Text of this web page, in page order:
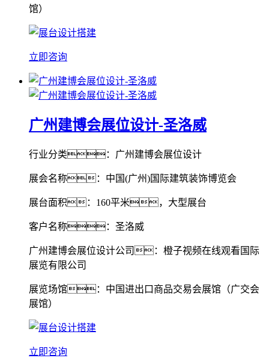
馆）
立即咨询
广州建博会展位设计-圣洛威
行业分类：广州建博会展位设计
展会名称：中国(广州)国际建筑装饰博览会
展台面积：160平米，大型展台
客户名称：圣洛威
广州建博会展位设计公司：橙子视频在线观看国际
展览有限公司
展览场馆：中国进出口商品交易会展馆（广交会
展馆）
立即咨询